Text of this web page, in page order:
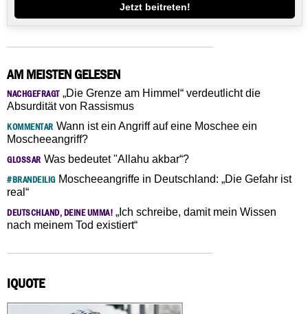
Jetzt beitreten!
AM MEISTEN GELESEN
NACHGEFRAGT„Die Grenze am Himmel“ verdeutlicht die
Absurdität von Rassismus
KOMMENTAR Wann ist ein Angriff auf eine Moschee ein
Moscheeangriff?
GLOSSAR Was bedeutet "Allahu akbar“?
#BRANDEILIGMoscheeangriffe in Deutschland: „Die Gefahr ist
real“
DEUTSCHLAND, DEINE UMMA! „Ich schreibe, damit mein Wissen
nach meinem Tod existiert“
IQUOTE